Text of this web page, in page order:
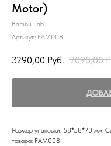
Motor)
Bambu Lab
Артикул: FAM008
3290,00 Руб. 2090,00
Размер упаковки: 58*58*70 мм.
товара: FAM008.